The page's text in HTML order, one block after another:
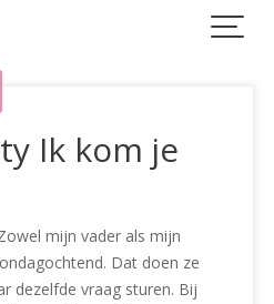
Ik kom je
mijn vader als mijn
Dat doen ze
dezelfde vraag sturen. Bij